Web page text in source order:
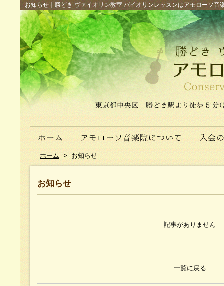
お知らせ｜勝どき ヴァイオリン教室 バイオリンレッスンはアモローソ
ホーム > お知らせ
お知らせ
記事がありません
一覧に戻る